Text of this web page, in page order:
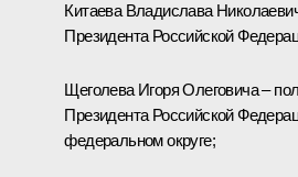
КитаеваВладислава
Президента Российской
Щеголева Игоря Олеговича –
Президента Российской
федеральном округе;